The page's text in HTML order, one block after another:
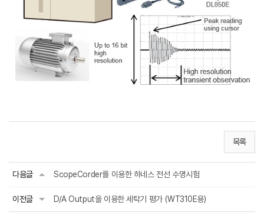
목록
다음글 ScopeCorder를 이용한 하네스 전선 수명시험
이전글 D/A Output을 이용한 세탁기 평가 (WT310E용)